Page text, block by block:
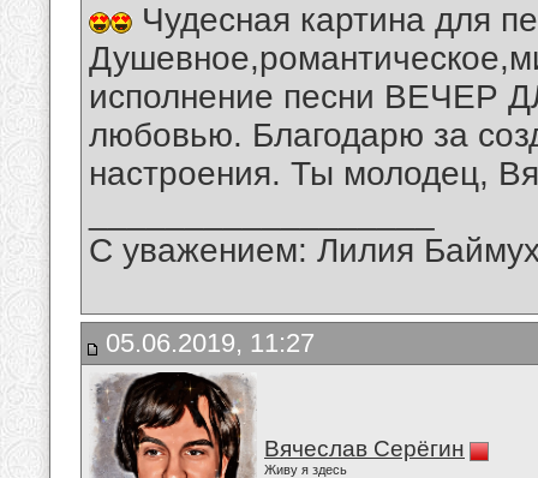
Чудесная картина для
исполнение песни ВЕЧЕР
любовью. Благодарю за
настроения. Ты молодец,
С уважением: Лилия
05.06.2019, 11:27
Вячеслав Серёгин
Живу я здесь